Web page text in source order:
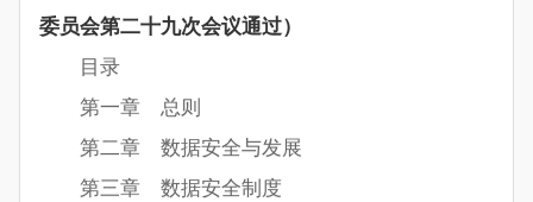
委员会第二十九次会议通过）
目录
第一章 总则
第二章 数据安全与发展
第三章 数据安全制度